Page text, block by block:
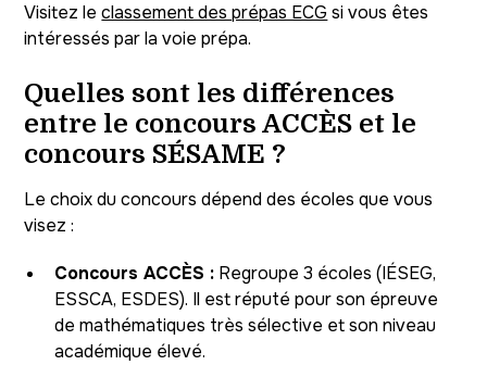
Visitez leclassement des prépas ECG si vous êtes
intéressés par la voie prépa.
Quelles sont les différences
entre le concours ACCÈS et le
concours SÉSAME ?
Le choix du concours dépend des écoles que vous
visez :
Concours ACCÈS : Regroupe 3 écoles (IÉSEG,
ESSCA, ESDES). Il est réputé pour son épreuve
de mathématiques très sélective et son niveau
académique élevé.